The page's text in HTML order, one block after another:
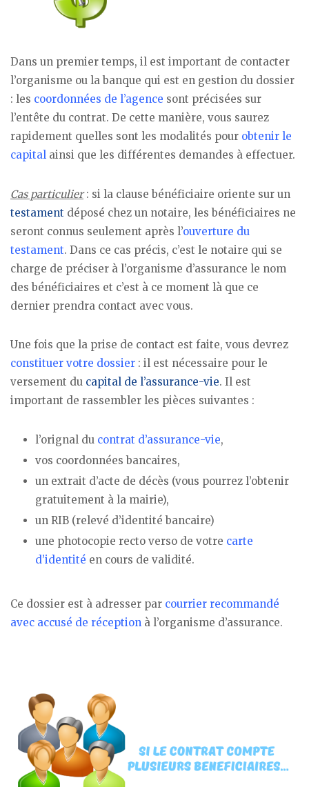
Dans un premier temps, il est important de contacter
l’organisme ou la banque qui est en gestion du dossier
: les coordonnées de l’agence sont précisées sur
l’entête du contrat. De cette manière, vous saurez
rapidement quelles sont les modalités pour obtenir le
capital ainsi que les différentes demandes à effectuer.
Cas particulier: si la clause bénéficiaire oriente sur un
testament déposé chez un notaire, les bénéficiaires ne
seront connus seulement après l’ouverture du
testament. Dans ce cas précis, c’est le notaire qui se
charge de préciser à l’organisme d’assurance le nom
des bénéficiaires et c’est à ce moment là que ce
dernier prendra contact avec vous.
Une fois que la prise de contact est faite, vous devrez
constituer votre dossier : il est nécessaire pour le
versement du capital de l’assurance-vie. Il est
important de rassembler les pièces suivantes :
l’orignal du contrat d’assurance-vie,
vos coordonnées bancaires,
un extrait d’acte de décès (vous pourrez l’obtenir
gratuitement à la mairie),
un RIB (relevé d’identité bancaire)
une photocopie recto verso de votre carte
d’identité en cours de validité.
Ce dossier est à adresser par courrier recommandé
avec accusé de réception à l’organisme d’assurance.